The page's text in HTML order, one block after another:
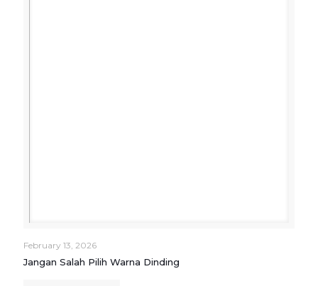
February 13, 2026
Jangan Salah Pilih Warna Dinding